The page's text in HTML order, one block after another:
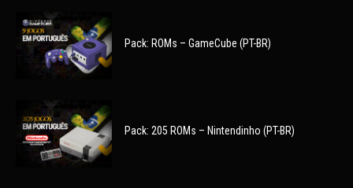
Pack: ROMs – GameCube (PT-BR)
Pack: 205 ROMs – Nintendinho (PT-BR)